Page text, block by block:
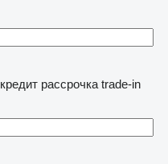
кредит рассрочка trade-in